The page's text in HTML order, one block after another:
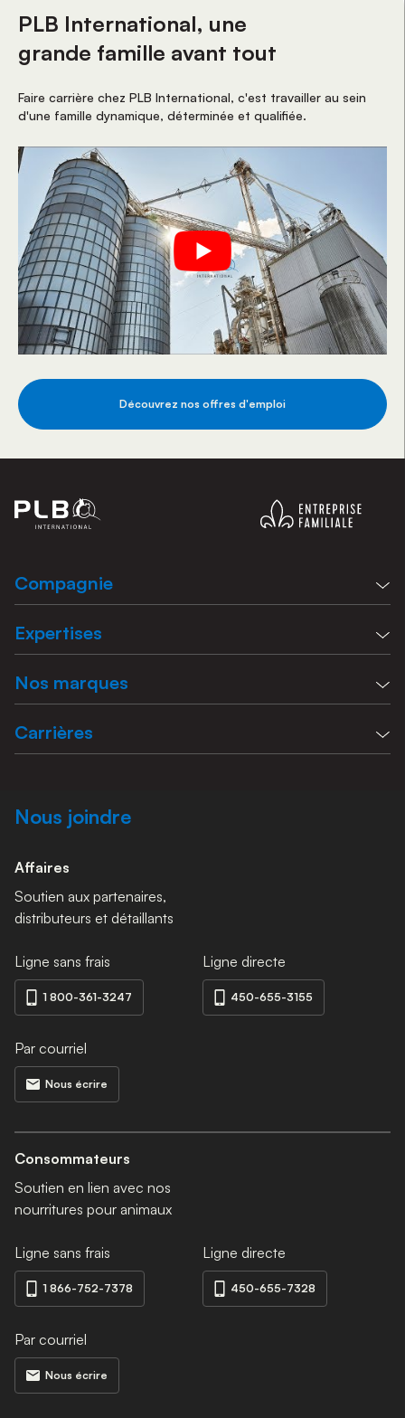
PLB International, une
grande famille avant tout
Faire carrière chez PLB International, c'est travailler au sein
d'une famille dynamique, déterminée et qualifiée.
Découvrez nos offres d'emploi
Compagnie
Expertises
Nos marques
Carrières
Nous joindre
Affaires
Soutien aux partenaires,
distributeurs et détaillants
Ligne sans frais
1 800-361-3247
Ligne directe
450-655-3155
Par courriel
Nous écrire
Consommateurs
Soutien en lien avec nos
nourritures pour animaux
Ligne sans frais
1 866-752-7378
Ligne directe
450-655-7328
Par courriel
Nous écrire